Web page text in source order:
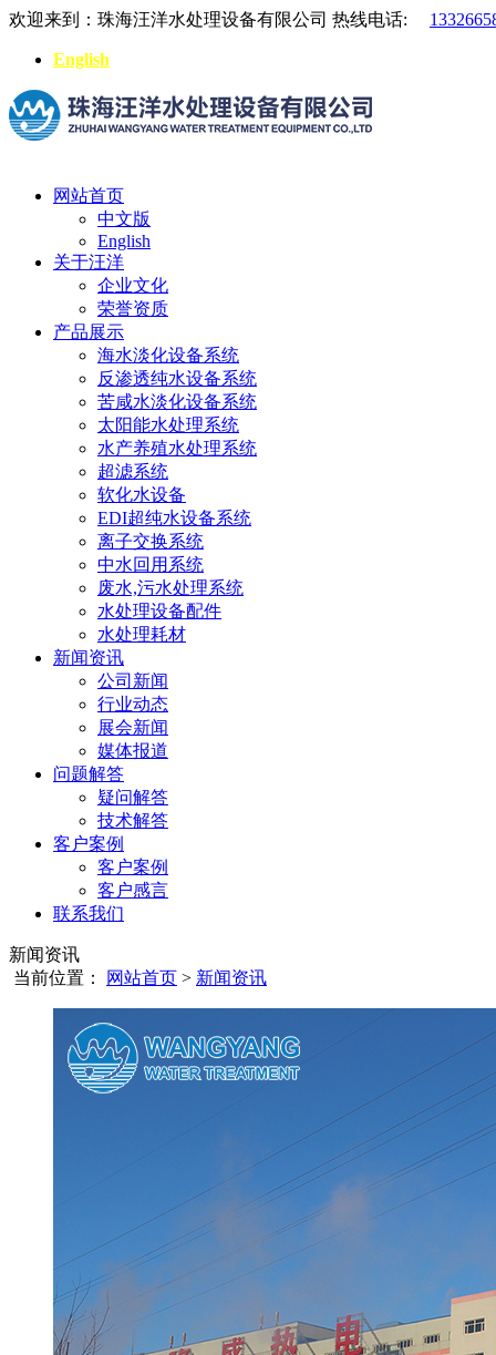
欢迎来到：珠海汪洋水处理设备有限公司 热线电话:
English
网站首页
中文版
English
关于汪洋
企业文化
荣誉资质
产品展示
海水淡化设备系统
反渗透纯水设备系统
苦咸水淡化设备系统
太阳能水处理系统
水产养殖水处理系统
超滤系统
软化水设备
EDI超纯水设备系统
离子交换系统
中水回用系统
废水,污水处理系统
水处理设备配件
水处理耗材
新闻资讯
公司新闻
行业动态
展会新闻
媒体报道
问题解答
疑问解答
技术解答
客户案例
客户案例
客户感言
联系我们
新闻资讯
当前位置：
网站首页 > 新闻资讯